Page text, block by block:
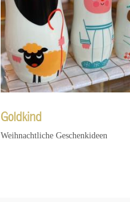
Goldkind
Weihnachtliche Geschenkideen